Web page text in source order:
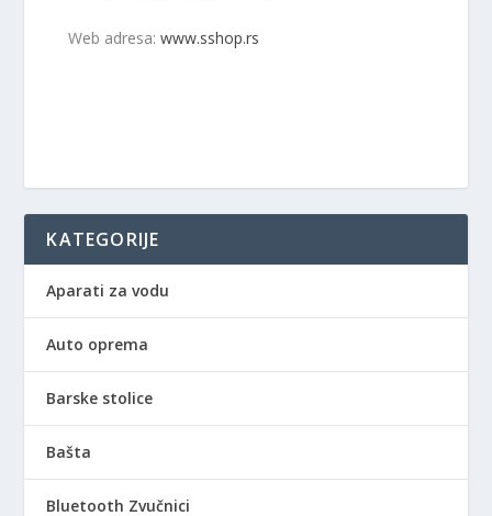
Web adresa:www.sshop.rs
KATEGORIJE
Aparati za vodu
Auto oprema
Barske stolice
Bašta
Bluetooth Zvučnici